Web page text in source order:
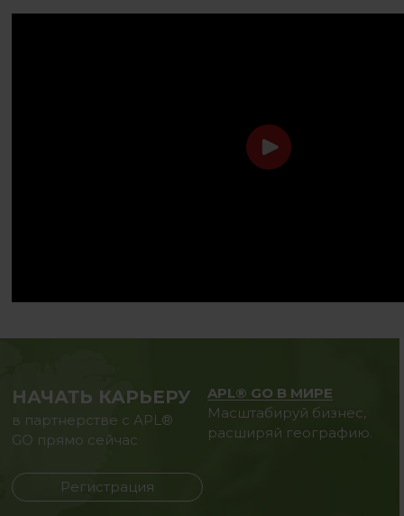
НАЧАТЬ КАРЬЕРУ
в партнерстве с APL®
GO прямо сейчас
Регистрация
APL® GO В МИРЕ
Масштабируй бизнес,
расширяй географию.